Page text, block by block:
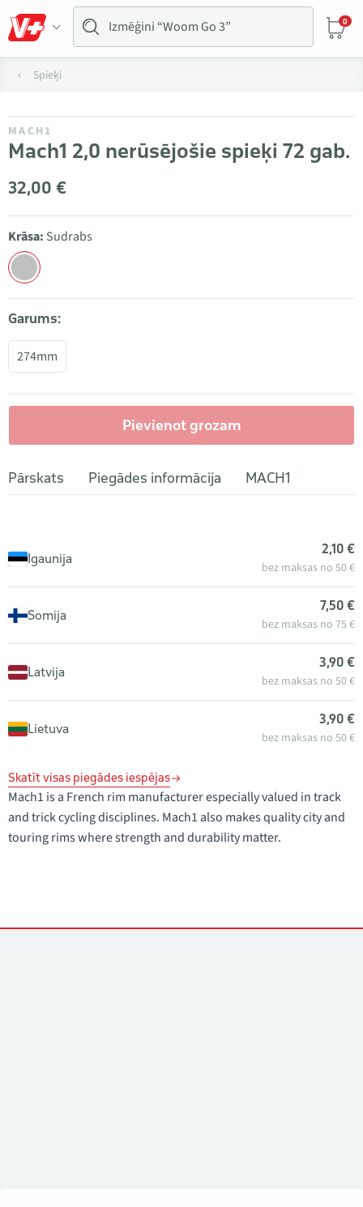
0
Spieķi
MACH1
Mach1 2,0 nerūsējošie spieķi 72 gab.
32,00 €
Krāsa: Sudrabs
Garums:
274mm
Pievienot grozam
Pārskats Piegādes informācija MACH1
Igaunija
2,10 €
bez maksas no 50 €
Somija
7,50 €
bez maksas no 75 €
Latvija
3,90 €
bez maksas no 50 €
Lietuva
3,90 €
bez maksas no 50 €
Skatīt visas piegādes iespējas
Mach1 is a French rim manufacturer especially valued in track
and trick cycling disciplines. Mach1 also makes quality city and
touring rims where strength and durability matter.